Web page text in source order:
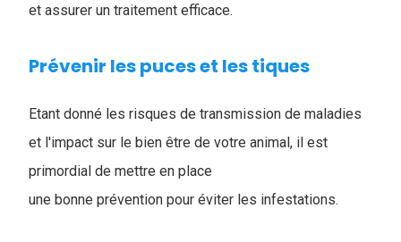
et assurer un traitement efficace.
Prévenir les puces et les tiques
Etant donné les risques de transmission de maladies
et l'impact sur le bien être de votre animal, il est
primordial de mettre en place
une bonne prévention pour éviter les infestations.